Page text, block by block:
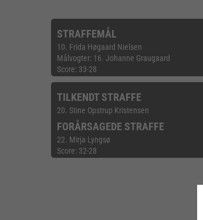
STRAFFEMÅL
10. Frida Høgaard Nielsen
Målvogter: 16. Johanne Graugaard
Score: 33-28
TILKENDT STRAFFE
20. Stine Opstrup Kristensen
FORÅRSAGEDE STRAFFE
22. Mirja Lyngsø
Score: 32-28